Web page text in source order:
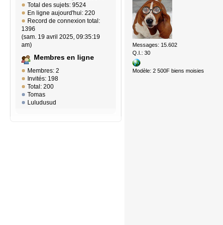
Total des sujets: 9524
En ligne aujourd'hui: 220
Record de connexion total:
1396
(sam. 19 avril 2025, 09:35:19
am)
Membres en ligne
Membres: 2
Invités: 198
Total: 200
Tomas
Luludusud
Messages: 15.602
Q.I.: 30
Modèle: 2 500F biens moisies